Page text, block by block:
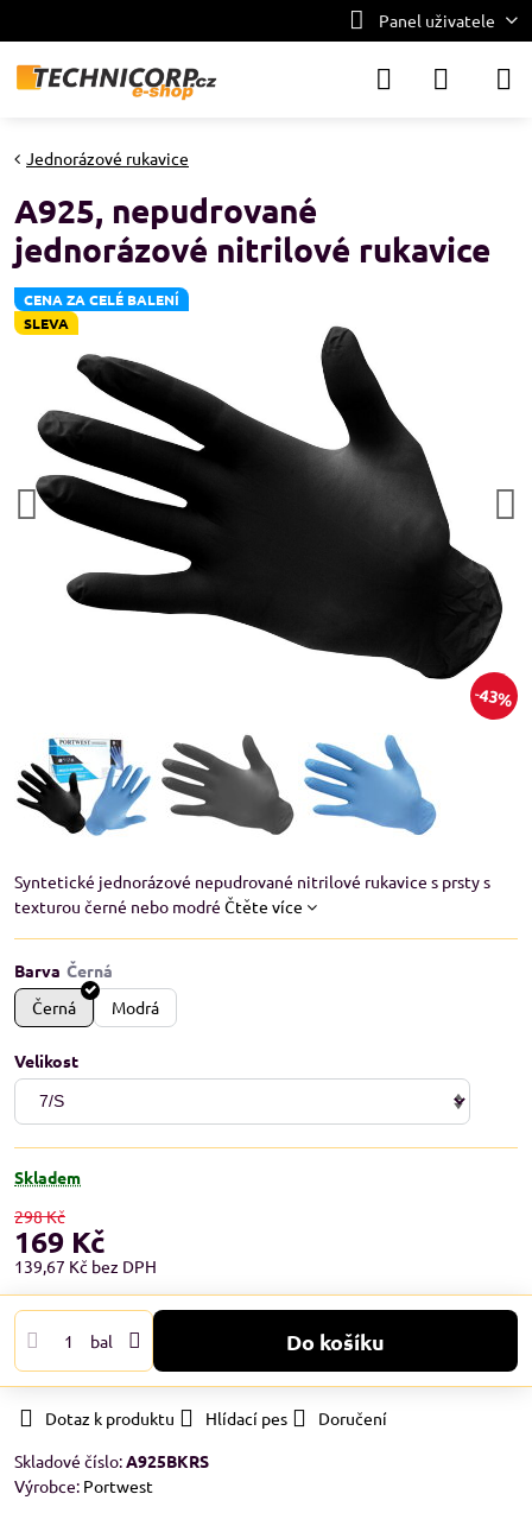
Panel uživatele
CENA ZA CELÉ BALENÍ
SLEVA
43%
Jednorázové rukavice
A925, nepudrované
jednorázové nitrilové rukavice
Syntetické jednorázové nepudrované nitrilové rukavice s prsty s
texturou černé nebo modré Čtěte více
Barva
Černá
Modrá
Velikost
Skladem
298 Kč
169 Kč
139,67 Kč bez DPH
bal Do košíku
Dotaz k produktu Hlídací pes
Doručení
Skladové číslo:A925BKRS
Výrobce: Portwest